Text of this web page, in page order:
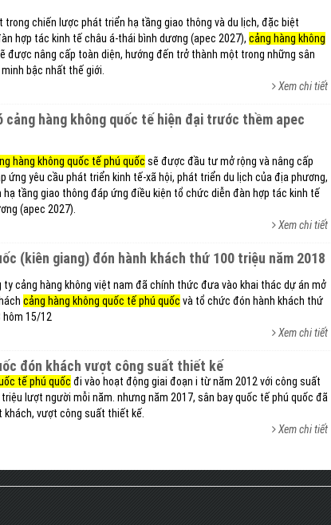
trong chiến lược phát triển hạ tầng giao thông và du lịch, đặc biệt
hợp tác kinh tế châu á-thái bình dương (apec 2027), cảng hàng không
được nâng cấp toàn diện, hướng đến trở thành một trong những sân
bậc nhất thế giới.
Xem chi tiết
hàng không quốc tế phú quốc sẽ được đầu tư mở rộng và nâng cấp
ứng yêu cầu phát triển kinh tế-xã hội, phát triển du lịch của địa phương,
hạ tầng giao thông đáp ứng điều kiện tổ chức diễn đàn hợp tác kinh tế
(apec 2027).
Xem chi tiết
(kiên giang) đón hành khách thứ 100 triệu năm 2018
ty cảng hàng không việt nam đã chính thức đưa vào khai thác dự án mở
cảng hàng không quốc tế phú quốc và tổ chức đón hành khách thứ
hôm 15/12
Xem chi tiết
đón khách vượt công suất thiết kế
tế phú quốc đi vào hoạt động giai đoạn i từ năm 2012 với công suất
lượt người mỗi năm. nhưng năm 2017, sân bay quốc tế phú quốc đã
khách, vượt công suất thiết kế.
Xem chi tiết